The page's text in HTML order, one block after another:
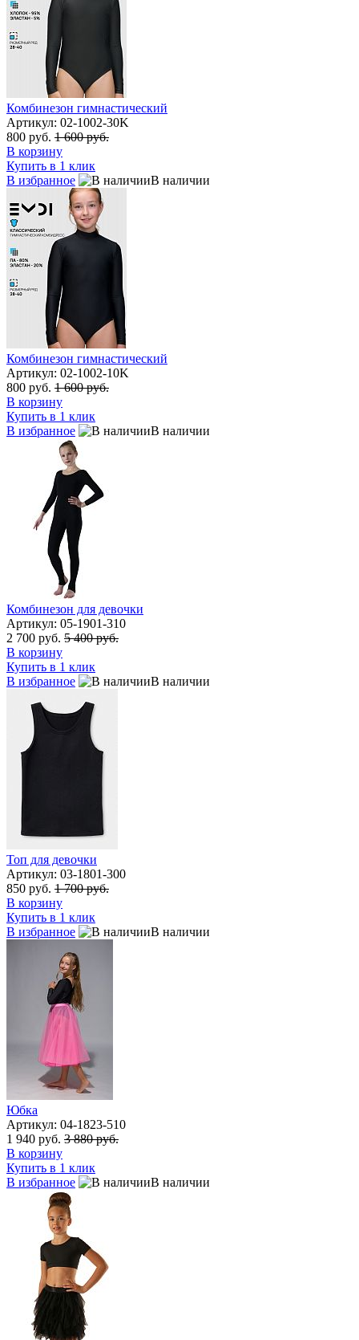
Комбинезон гимнастический
Артикул: 02-1002-30K
800 руб. 1 600 руб.
В корзину
Купить в 1 клик
В избранное
В наличии
Комбинезон гимнастический
Артикул: 02-1002-10K
800 руб. 1 600 руб.
В корзину
Купить в 1 клик
В избранное
В наличии
Комбинезон для девочки
Артикул: 05-1901-310
2 700 руб. 5 400 руб.
В корзину
Купить в 1 клик
В избранное
В наличии
Топ для девочки
Артикул: 03-1801-300
850 руб. 1 700 руб.
В корзину
Купить в 1 клик
В избранное
В наличии
Юбка
Артикул: 04-1823-510
1 940 руб. 3 880 руб.
В корзину
Купить в 1 клик
В избранное
В наличии